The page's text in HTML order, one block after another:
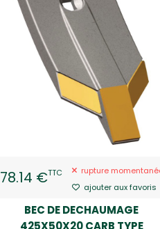
78.14 €TTC
rupture
ajouter aux favoris
BEC DE DECHAUMAGE
425X50X20 CARB TYPE